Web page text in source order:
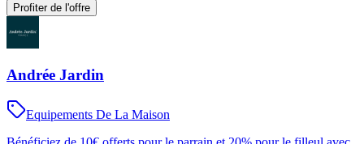
Profiter de l'offre
Andrée Jardin
Equipements De La Maison